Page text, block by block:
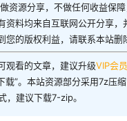
资源分享，不做任何收益保
资料均来自互联网公开分享，
您的版权利益，请联系本站删
观看的文章，建议升级VIP会员
载”。本站资源部分采用7z压
，建议下载7-zip。